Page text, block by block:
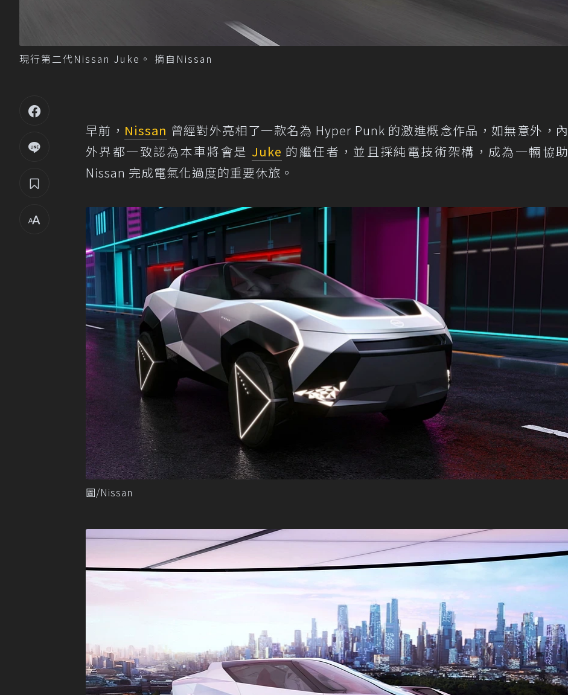
現行第二代Nissan Juke。 摘自Nissan
早前， Nissan 曾經對外亮相了一款名為 Hyper Punk 的激進概念作品，如無意外，內
外界都一致認為本車將會是 Juke 的繼任者，並且採純電技術架構，成為一輛協助
Nissan 完成電氣化過度的重要休旅。
圖/Nissan